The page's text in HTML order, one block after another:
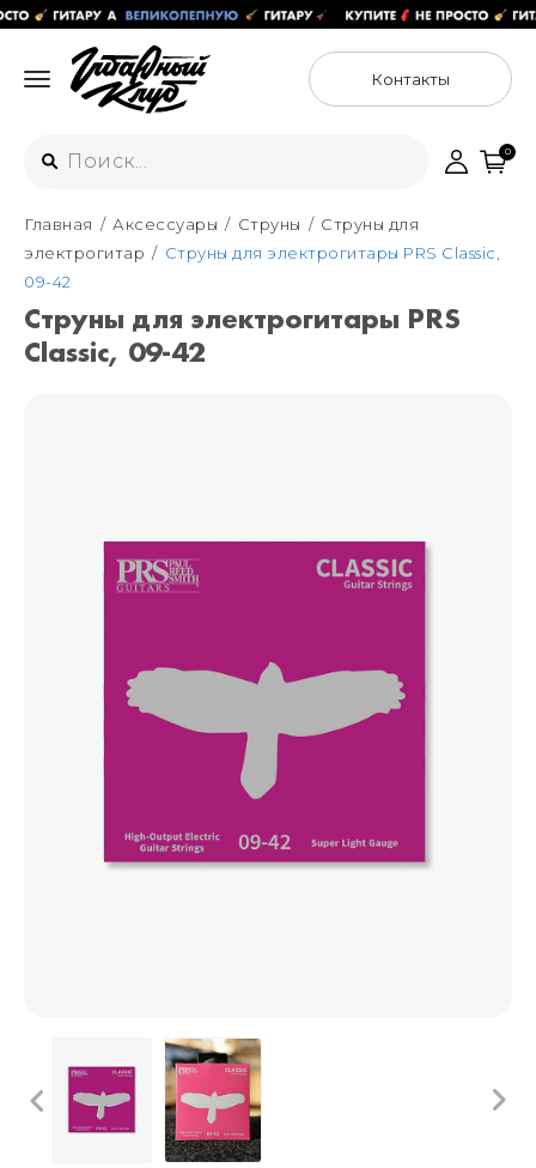
Контакты
Интернет-магазин
+7 (925) 125-54-44
+7 (925) 176-55-65
ул. Большая Новодмитровская 36с15,
Санкт-Петербург
0
Главная Аксессуары Струны
Струны для
электрогитар
Струны для электрогитары PRS Classic,
09-42
Струны для электрогитары PRS
Classic, 09-42